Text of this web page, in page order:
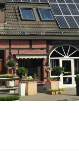
find more
declaration.
Settings.